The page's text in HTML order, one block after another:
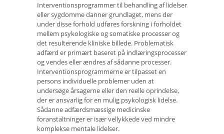
Interventionsprogrammer til behandling af lidelser
eller sygdomme danner grundlaget, mens der
under disse forhold udføres forskning i forholdet
mellem psykologiske og somatiske processer og
det resulterende kliniske billede. Problematisk
adfærd er primært baseret på indlæringsprocesser
og vendes eller ændres af sådanne processer.
Interventionsprogrammerne er tilpasset en
persons individuelle problemer uden at
undersøge årsagerne eller den reelle oprindelse,
der er ansvarlig for en mulig psykologisk lidelse.
Sådanne adfærdsmæssige medicinske
foranstaltninger er især vellykkede ved mindre
komplekse mentale lidelser.